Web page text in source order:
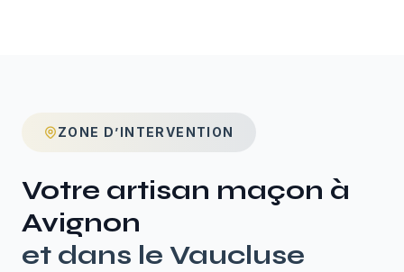
ZONE D’INTERVENTION
Votre artisan maçon à
Avignon
et dans le Vaucluse